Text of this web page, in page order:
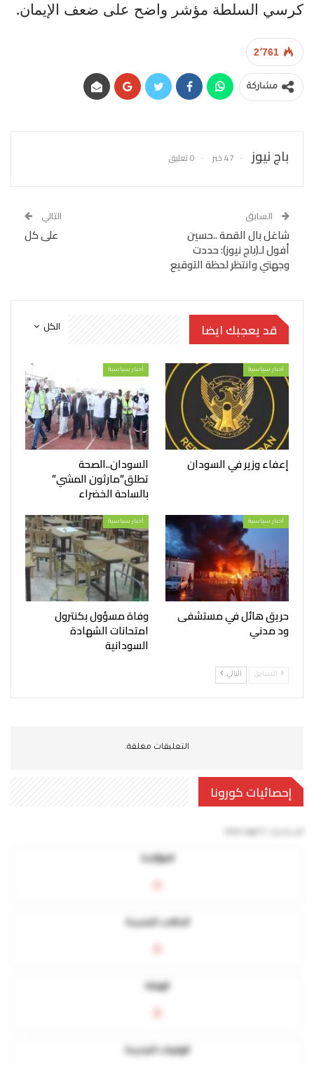
كرسي السلطة مؤشر واضح على ضعف الإيمان.
2٬761
مشاركة
باج نيوز 47 خبر 0 تعليق
السابق
شاغل بال القمة ..حسين
أفول لـ(باج نيوز): حددت
وجهتي وانتظر لحظة التوقيع
التالي
على كل
الكل قد يعجبك ايضا
أخبار سياسية
إعفاء وزير في السودان
أخبار سياسية
السودان..الصحة
تطلق”مارثون المشي”
بالساحة الخضراء
أخبار سياسية
حريق هائل في مستشفى
ود مدني
أخبار سياسية
وفاة مسؤول بكنترول
امتحانات الشهادة
السودانية
السابق التالي
التعليقات مغلقة.
إحصائيات كورونا